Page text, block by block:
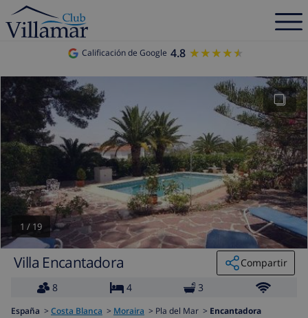
Calificación de Google 4.8 ★★★★★
★★★★★
1 / 19
Villa Encantadora
Compartir
8
4 3
España > Costa Blanca > Moraira > Pla del Mar > Encantadora